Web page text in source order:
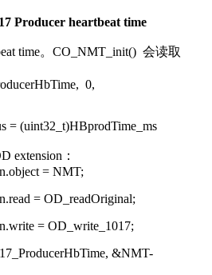
Producer heartbeat time
time。 CO_NMT_init() 会读取
0,
= (uint32_t)HBprodTime_ms
extension：
= NMT;
= OD_readOriginal;
= OD_write_1017;
&NMT-